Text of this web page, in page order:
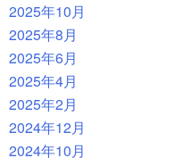
2025年10月
2025年8月
2025年6月
2025年4月
2025年2月
2024年12月
2024年10月